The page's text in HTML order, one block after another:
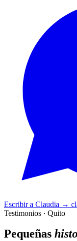
Escribir a Claudia →
Testimonios · Quito
Pequeñas